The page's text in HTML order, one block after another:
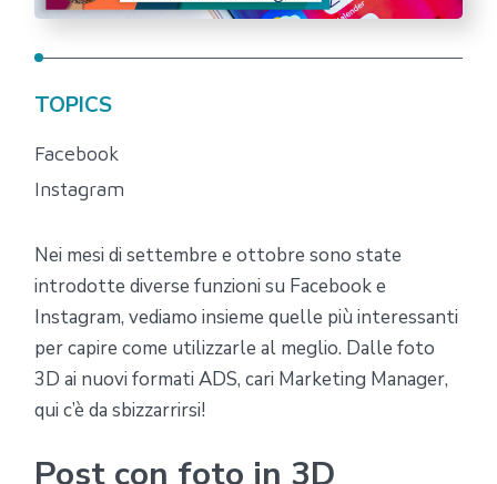
TOPICS
Facebook
Instagram
Nei mesi di settembre e ottobre sono state
introdotte diverse funzioni su Facebook e
Instagram, vediamo insieme quelle più interessanti
per capire come utilizzarle al meglio. Dalle foto
3D ai nuovi formati ADS, cari Marketing Manager,
qui c’è da sbizzarrirsi!
Post con foto in 3D